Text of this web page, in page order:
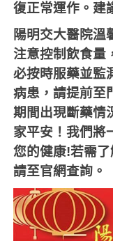
復正常運作。建
陽明交大醫院溫
注意控制飲食量
必按時服藥並監
病患，請提前至
期間出現斷藥情
家平安！我們將
您的健康!若需了
請至官網查詢。